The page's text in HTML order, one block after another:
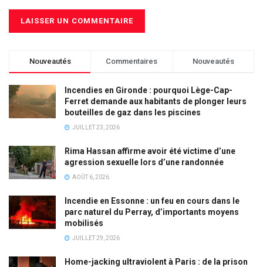
Nouveautés Commentaires Nouveautés
Incendies en Gironde : pourquoi Lège-Cap-
Ferret demande aux habitants de plonger leurs
bouteilles de gaz dans les piscines
JUILLET 23, 2026
Rima Hassan affirme avoir été victime d’une
agression sexuelle lors d’une randonnée
AOÛT 6, 2026
Incendie en Essonne : un feu en cours dans le
parc naturel du Perray, d’importants moyens
mobilisés
JUILLET 29, 2026
Home-jacking ultraviolent à Paris : de la prison